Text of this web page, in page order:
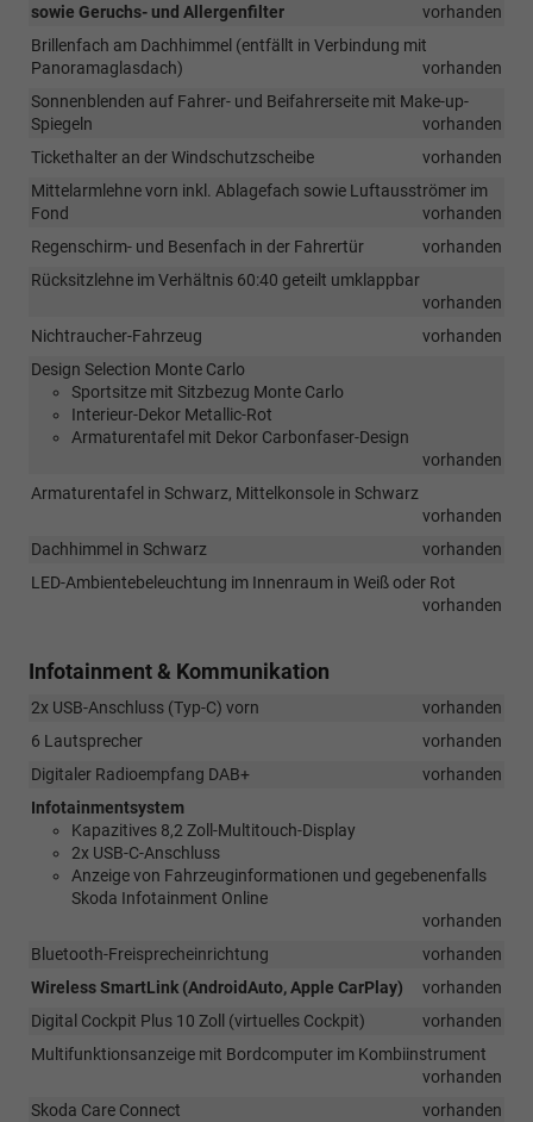
sowie Geruchs- und Allergenfilter
vorhanden
Brillenfach am Dachhimmel (entfällt in Verbindung mit
Panoramaglasdach)
vorhanden
Sonnenblenden auf Fahrer- und Beifahrerseite mit Make-up-
Spiegeln
vorhanden
Tickethalter an der Windschutzscheibe
vorhanden
Mittelarmlehne vorn inkl. Ablagefach sowie Luftausströmer im
Fond
vorhanden
Regenschirm- und Besenfach in der Fahrertür
vorhanden
Rücksitzlehne im Verhältnis 60:40 geteilt umklappbar
vorhanden
Nichtraucher-Fahrzeug
vorhanden
Design Selection Monte Carlo
Sportsitze mit Sitzbezug Monte Carlo
Interieur-Dekor Metallic-Rot
Armaturentafel mit Dekor Carbonfaser-Design
vorhanden
Armaturentafel in Schwarz, Mittelkonsole in Schwarz
vorhanden
Dachhimmel in Schwarz
vorhanden
LED-Ambientebeleuchtung im Innenraum in Weiß oder Rot
vorhanden
Infotainment & Kommunikation
2x USB-Anschluss (Typ-C) vorn
vorhanden
6 Lautsprecher
vorhanden
Digitaler Radioempfang DAB+
vorhanden
Infotainmentsystem
Kapazitives 8,2 Zoll-Multitouch-Display
2x USB-C-Anschluss
Anzeige von Fahrzeuginformationen und gegebenenfalls
Skoda Infotainment Online
vorhanden
Bluetooth-Freisprecheinrichtung
vorhanden
Wireless SmartLink (AndroidAuto, Apple CarPlay)
vorhanden
Digital Cockpit Plus 10 Zoll (virtuelles Cockpit)
vorhanden
Multifunktionsanzeige mit Bordcomputer im Kombiinstrument
vorhanden
Skoda Care Connect
vorhanden